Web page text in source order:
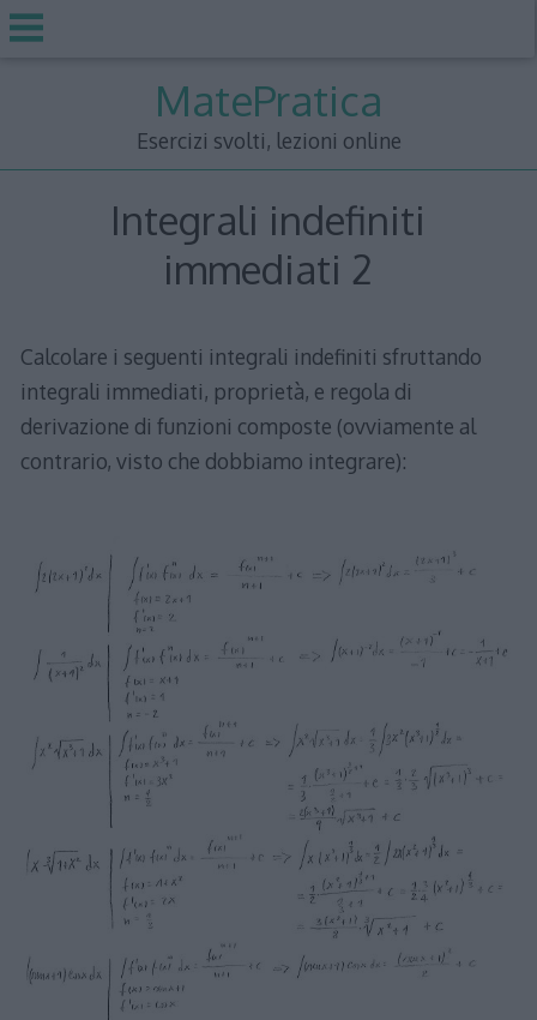
MatePratica
Esercizi svolti, lezioni online
Integrali indefiniti
immediati 2
Calcolare i seguenti integrali indefiniti sfruttando
integrali immediati, proprietà, e regola di
derivazione di funzioni composte (ovviamente al
contrario, visto che dobbiamo integrare):